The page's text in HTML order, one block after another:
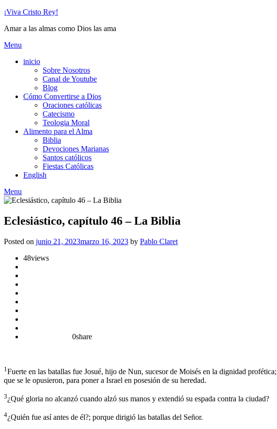
Skip
content
¡Viva Cristo Rey!
Amar a las almas como Dios las ama
Menu
inicio
Sobre Nosotros
Canal de Youtube
Blog
Cómo Convertirse a Dios
Oraciones católicas
Catecismo
Teologia Moral
Alimento para el Alma
Biblia
Devociones Marianas
Santos católicos
Fiestas Católicas
English
Menu
Eclesiástico, capítulo 46 – La Biblia
Posted on junio 21, 2023marzo 16, 2023 by Pablo Claret
48views
0share
1 Fuerte en las batallas fue Josué, hijo de Nun, sucesor de Moisés en la dignidad
que se le opusieron, para poner a Israel en posesión de su heredad.
3¿Qué gloria no alcanzó cuando alzó sus manos y extendió su espada contra la ciudad?
4¿Quién fue así antes de él?; porque dirigió las batallas del Señor.